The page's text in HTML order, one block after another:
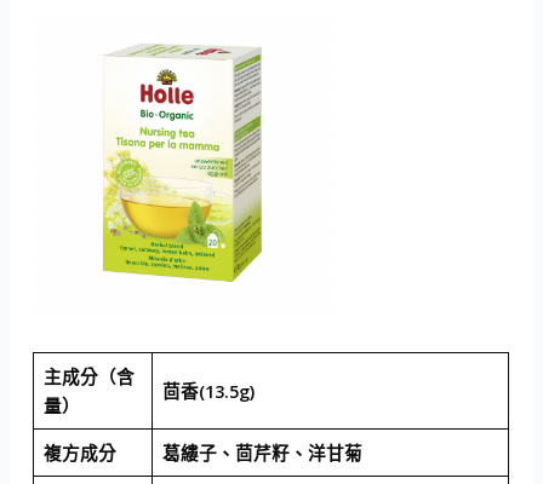
主成分（含
量）
茴香(13.5g)
複方成分
葛縷子、茴芹籽、洋甘菊